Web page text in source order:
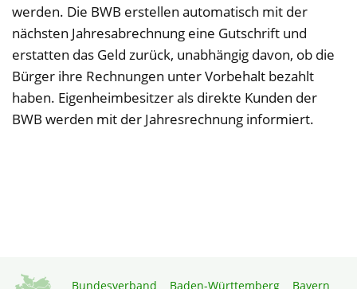
werden. Die BWB erstellen automatisch mit der
nächsten Jahresabrechnung eine Gutschrift und
erstatten das Geld zurück, unabhängig davon, ob die
Bürger ihre Rechnungen unter Vorbehalt bezahlt
haben. Eigenheimbesitzer als direkte Kunden der
BWB werden mit der Jahresrechnung informiert.
Bundesverband Baden-Württemberg Bayern